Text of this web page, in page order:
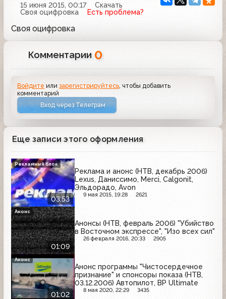
15 июня 2015, 00:17
Скачать
Своя оцифровка
Есть проблема?
Своя оцифровка
Комментарии 0
Войдите илизарегистрируйтесь , чтобы добавить
комментарий
Вход через Телеграм
Еще записи этого оформления
03:53
Реклама и анонс (НТВ, декабрь 2006)
Lexus, Даниссимо, Merci, Calgonit,
Эльдорадо, Avon
9 мая 2015, 19:28 2621
Рекламный блок
01:09
Анонсы (НТВ, февраль 2006) "Убийство
в Восточном экспрессе", "Изо всех сил"
26 февраля 2016, 20:33 2905
Анонс
01:02
Анонс программы "Чистосердечное
признание" и спонсоры показа (НТВ,
03.12.2006) Автопилот, BP Ultimate
8 мая 2020, 22:29 3435
Анонс